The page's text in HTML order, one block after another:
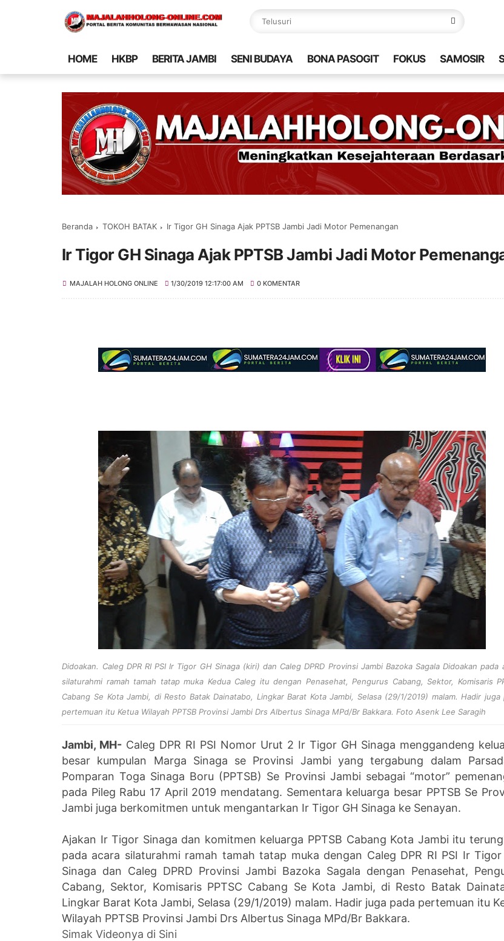
HOME HKBP BERITA JAMBI SENI BUDAYA BONA PASOGIT FOKUS SAMOSIR
Beranda TOKOH BATAK Ir Tigor GH Sinaga Ajak PPTSB Jambi Jadi Motor Pemenangan
Ir Tigor GH Sinaga Ajak PPTSB Jambi Jadi Motor
MAJALAH HOLONG ONLINE 1/30/2019 12:17:00 AM 0 KOMENTAR
Didoakan. Caleg DPR RI PSI Ir Tigor GH Sinaga (kiri) dan Caleg DPRD Provinsi Jambi Bazoka Sagala Didoakan pada
silaturahmi ramah tamah tatap muka Kedua Caleg itu dengan Penasehat, Pengurus Cabang, Sektor, Komisaris
Cabang Se Kota Jambi, di Resto Batak Dainatabo, Lingkar Barat Kota Jambi, Selasa (29/1/2019) malam. Hadir juga
pertemuan itu Ketua Wilayah PPTSB Provinsi Jambi Drs Albertus Sinaga MPd/Br Bakkara. Foto Asenk Lee Saragih
Jambi, MH- Caleg DPR RI PSI Nomor Urut 2 Ir Tigor GH Sinaga menggandeng
besar kumpulan Marga Sinaga se Provinsi Jambi yang tergabung dalam
Pomparan Toga Sinaga Boru (PPTSB) Se Provinsi Jambi sebagai “motor”
pada Pileg Rabu 17 April 2019 mendatang. Sementara keluarga besar PPTSB Se
Jambi juga berkomitmen untuk mengantarkan Ir Tigor GH Sinaga ke Senayan.
Ajakan Ir Tigor Sinaga dan komitmen keluarga PPTSB Cabang Kota Jambi itu
pada acara silaturahmi ramah tamah tatap muka dengan Caleg DPR RI PSI Ir Tigor
Sinaga dan Caleg DPRD Provinsi Jambi Bazoka Sagala dengan Penasehat,
Cabang, Sektor, Komisaris PPTSC Cabang Se Kota Jambi, di Resto Batak
Lingkar Barat Kota Jambi, Selasa (29/1/2019) malam. Hadir juga pada pertemuan itu
Wilayah PPTSB Provinsi Jambi Drs Albertus Sinaga MPd/Br Bakkara.
Simak Videonya di Sini